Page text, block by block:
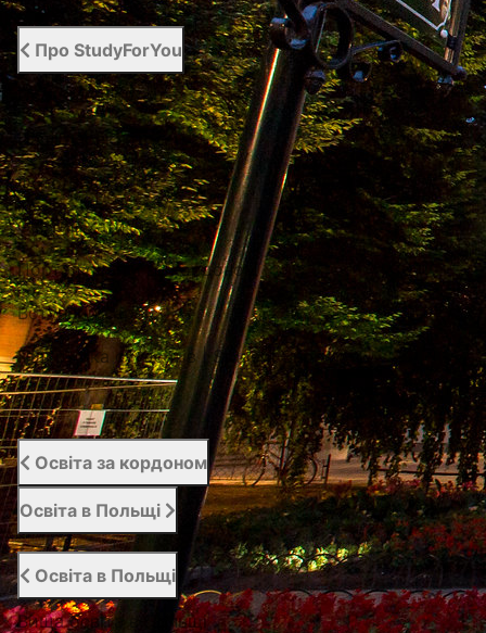
Про StudyForYou
Про StudyForYou
Наші проекти
Фото/Відео
Сертифікати
Портал освіти за кордоном
Вступний сервіс
Підтримка студентів | Student Support
Відгуки
Освіта за кордоном
Освіта в Польщі
Освіта в Польщі
Вища освіта в Польщі